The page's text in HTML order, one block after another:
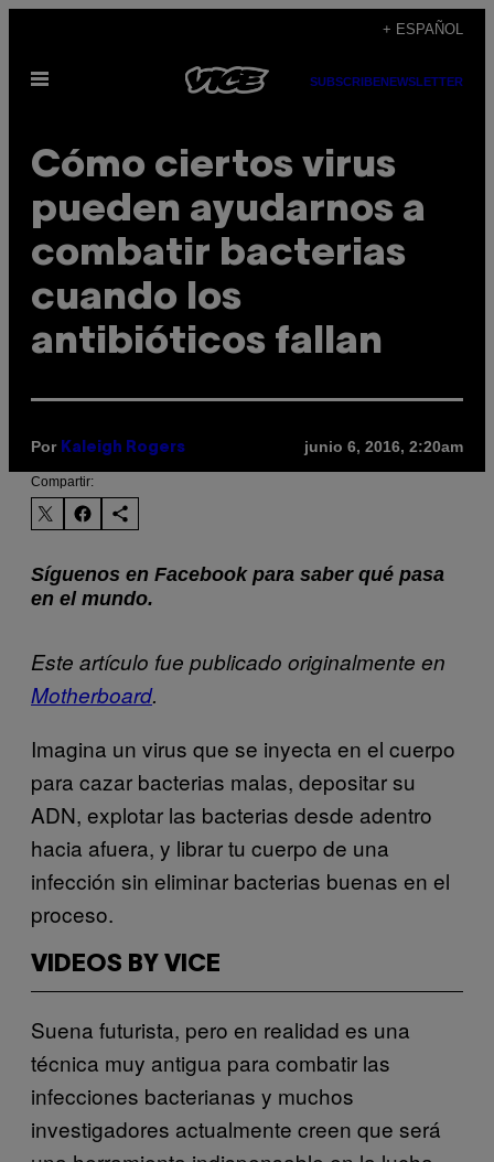
contenido
+ ESPAÑOL
Abrir
SUBSCRIBENEWSLETTER
Cómo ciertos virus
pueden ayudarnos a
combatir bacterias
cuando los
antibióticos fallan
Por Kaleigh Rogers junio 6, 2016, 2:20am
Compartir:
Síguenos en Facebook para saber qué pasa
en el mundo.
Este artículo fue publicado originalmente en
Motherboard.
Imagina un virus que se inyecta en el cuerpo
para cazar bacterias malas, depositar su
ADN, explotar las bacterias desde adentro
hacia afuera, y librar tu cuerpo de una
infección sin eliminar bacterias buenas en el
proceso.
VIDEOS BY VICE
Suena futurista, pero en realidad es una
técnica muy antigua para combatir las
infecciones bacterianas y muchos
investigadores actualmente creen que será